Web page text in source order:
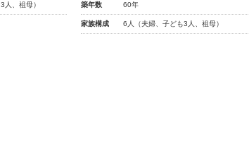
人、祖母） 築年数 60年
家族構成 6人（夫婦、子ども3人、祖母）